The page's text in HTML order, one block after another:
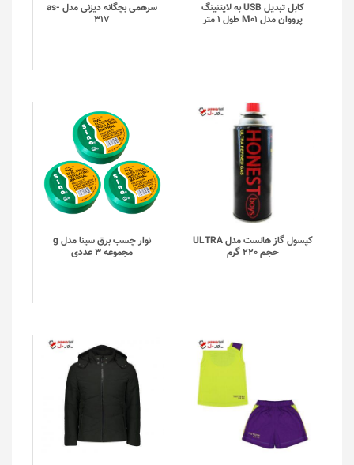
کابل تبدیل USB به لایتنینگ
پرووان مدل M01 طول 1 متر
سرهمی بچگانه دیزنی مدل as-
317
کپسول گاز هانست مدل ULTRA
حجم 220 گرم
نوار چسب برق سینا مدل g
مجموعه 3 عددی